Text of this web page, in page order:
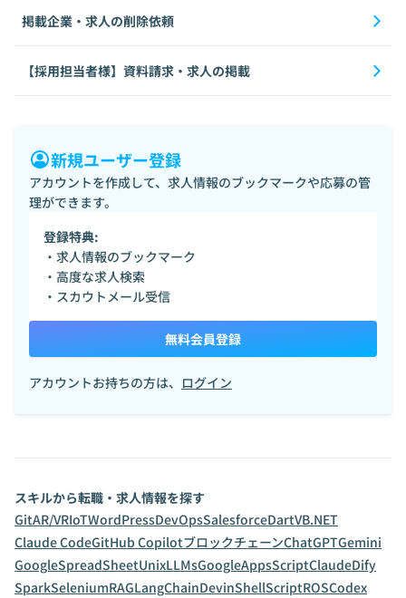
掲載企業・求人の削除依頼
【採用担当者様】資料請求・求人の掲載
新規ユーザー登録
アカウントを作成して、求人情報のブックマークや応募の管
理ができます。
登録特典:
・求人情報のブックマーク
・高度な求人検索
・スカウトメール受信
無料会員登録
アカウントお持ちの方は、 ログイン
スキルから転職・求人情報を探す
GitAR/VRIoTWordPressDevOpsSalesforceDartVB.NET
Claude CodeGitHub CopilotブロックチェーンChatGPTGemini
GoogleSpreadSheetUnixLLMsGoogleAppsScriptClaudeDify
SparkSeleniumRAGLangChainDevinShellScriptROSCodex